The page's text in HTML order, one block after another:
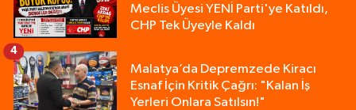
Meclis Üyesi YENİ Parti'ye Katıldı,
CHP Tek Üyeyle Kaldı
Malatya’da Depremzede Kiracı
Esnaf İçin Kritik Çağrı: "Kalan İş
Yerleri Onlara Satılsın!"
4